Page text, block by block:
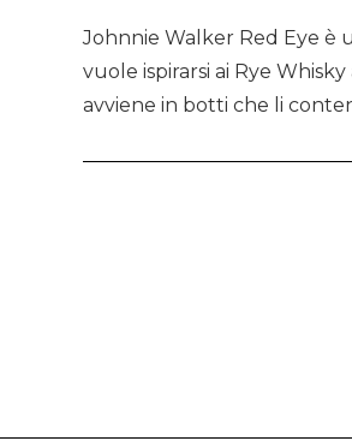
Johnnie Walker Red Eye è
vuole ispirarsi ai Rye
avviene in botti che li